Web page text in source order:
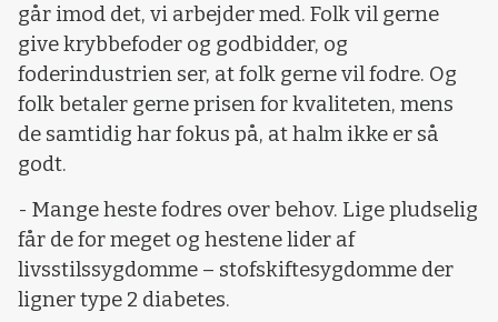
går imod det, vi arbejder med. Folk vil gerne
give krybbefoder og godbidder, og
foderindustrien ser, at folk gerne vil fodre. Og
folk betaler gerne prisen for kvaliteten, mens
de samtidig har fokus på, at halm ikke er så
godt.
- Mange heste fodres over behov. Lige pludselig
får de for meget og hestene lider af
livsstilssygdomme – stofskiftesygdomme der
ligner type 2 diabetes.